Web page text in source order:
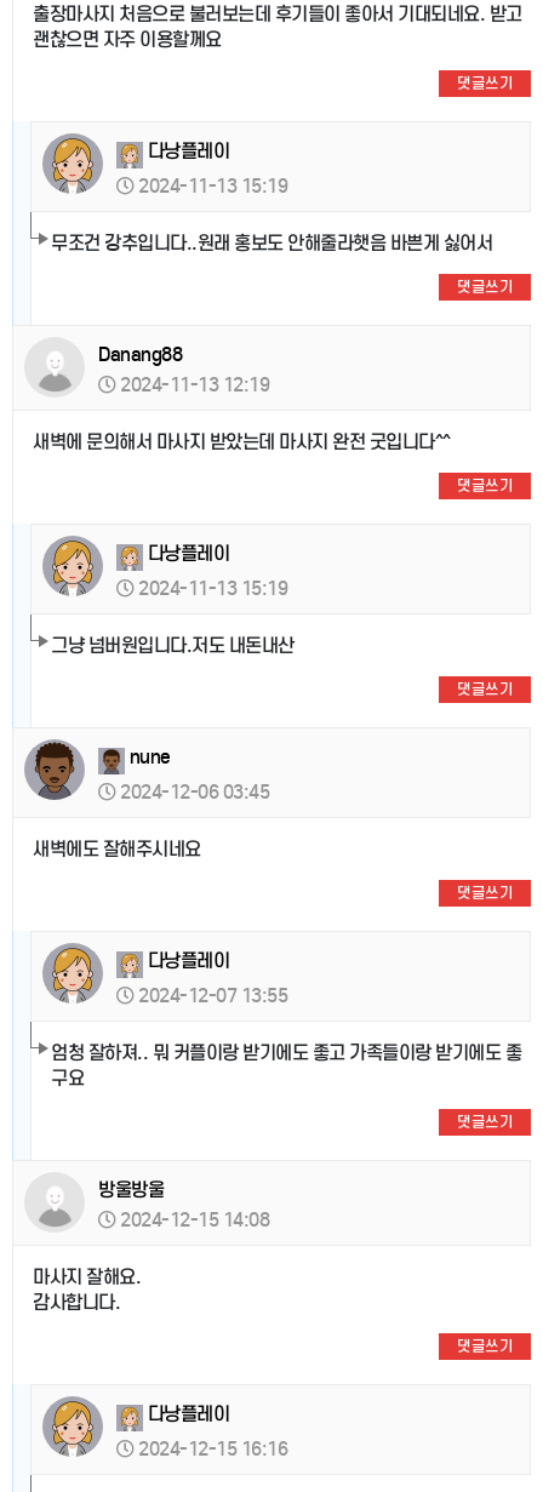
출장마사지 처음으로 불러보는데 후기들이 좋아서 기대되네요. 받고
괜찮으면 자주 이용할께요
댓글쓰기
다낭플레이
2024-11-13 15:19
무조건 강추입니다..원래 홍보도 안해줄라햇음 바쁜게 싫어서
댓글쓰기
Danang88
2024-11-13 12:19
새벽에 문의해서 마사지 받았는데 마사지 완전 굿입니다^^
댓글쓰기
다낭플레이
2024-11-13 15:19
그냥 넘버원입니다.저도 내돈내산
댓글쓰기
nune
2024-12-06 03:45
새벽에도 잘해주시네요
댓글쓰기
다낭플레이
2024-12-07 13:55
엄청 잘하져.. 뭐 커플이랑 받기에도 좋고 가족들이랑 받기에도 좋
구요
댓글쓰기
방울방울
2024-12-15 14:08
마사지 잘해요.
감사합니다.
댓글쓰기
다낭플레이
2024-12-15 16:16